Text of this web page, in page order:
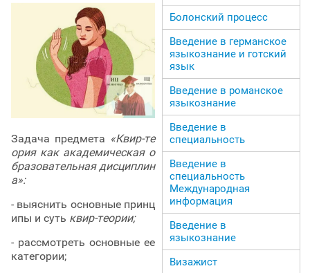
Задача предмета «Квир-те
ория как академическая о
бразовательная дисциплин
а»:
- выяснить основные принц
ипы и суть квир-теории;
- рассмотреть основные ее
категории;
Болонский процесс
Введение в германское
языкознание и готский
язык
Введение в романское
языкознание
Введение в
специальность
Введение в
специальность
Международная
информация
Введение в
языкознание
Визажист